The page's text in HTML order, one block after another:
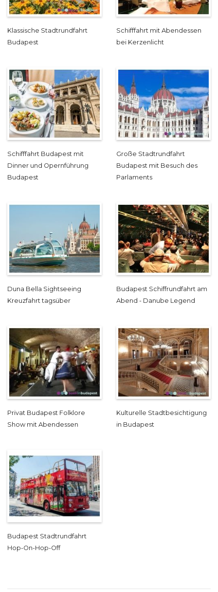
Klassische Stadtrundfahrt
Budapest
Schifffahrt mit Abendessen
bei Kerzenlicht
Schifffahrt Budapest mit
Dinner und Opernführung
Budapest
Große Stadtrundfahrt
Budapest mit Besuch des
Parlaments
Duna Bella Sightseeing
Kreuzfahrt tagsüber
Budapest Schiffrundfahrt am
Abend - Danube Legend
Privat Budapest Folklore
Show mit Abendessen
Kulturelle Stadtbesichtigung
in Budapest
Budapest Stadtrundfahrt
Hop-On-Hop-Off